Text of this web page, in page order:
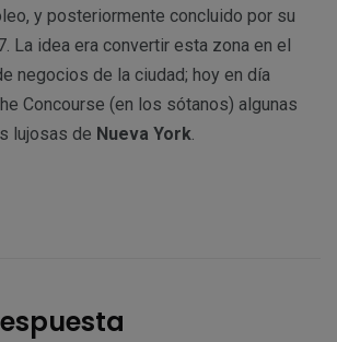
y posteriormente concluido por su
La idea era convertir esta zona en el
negocios de la ciudad; hoy en día
Concourse (en los sótanos) algunas
lujosas de Nueva York.